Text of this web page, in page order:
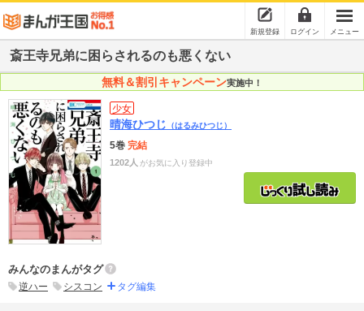
新規登録 ログイン メニュー
斎王寺兄弟に困らされるのも悪くない
無料＆割引キャンペーン実施中！
少女
晴海ひつじ （はるみひつじ）
5巻 完結
1202人 がお気に入り登録中
みんなのまんがタグ
逆ハー シスコン タグ編集